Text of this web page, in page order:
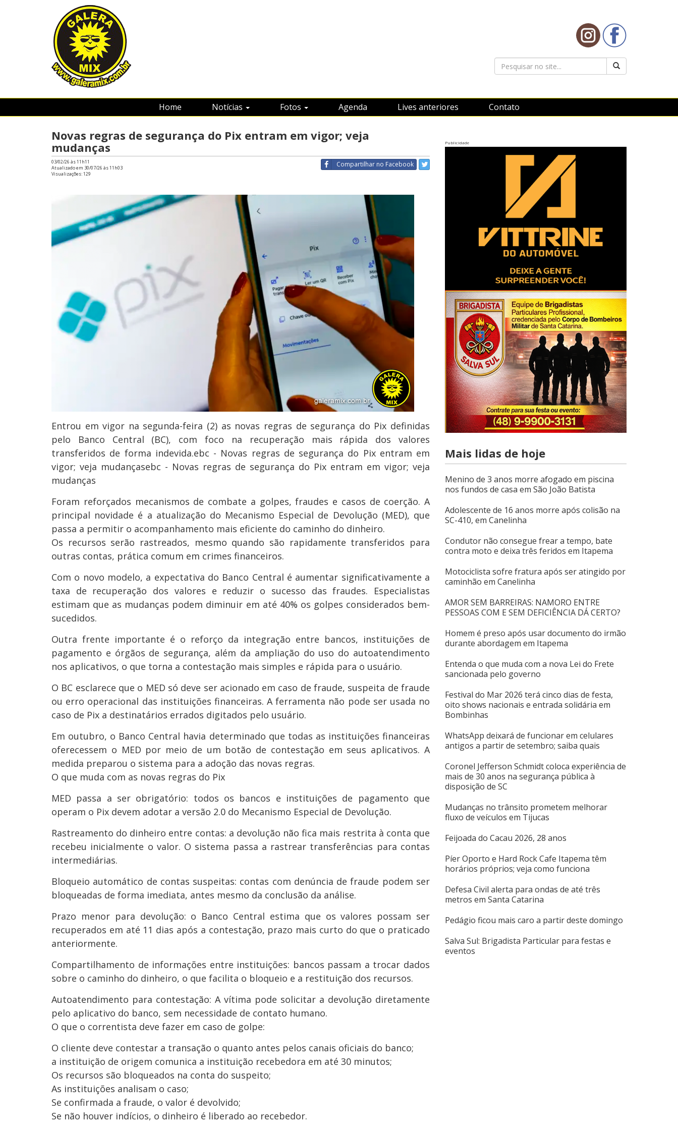
Home Notícias Fotos Agenda Lives anteriores Contato
Novas regras de segurança do Pix entram em vigor; veja
mudanças
Compartilhar no Facebook
03/02/26 às 11h11
Atualizado em 30/07/26 às 11h03
Visualizações:129
Entrou em vigor na segunda-feira (2) as novas regras de segurança do Pix definidas
pelo Banco Central (BC), com foco na recuperação mais rápida dos valores
transferidos de forma indevida.ebc - Novas regras de segurança do Pix entram em
vigor; veja mudançasebc - Novas regras de segurança do Pix entram em vigor; veja
mudanças
Foram reforçados mecanismos de combate a golpes, fraudes e casos de coerção. A
principal novidade é a atualização do Mecanismo Especial de Devolução (MED), que
passa a permitir o acompanhamento mais eficiente do caminho do dinheiro.
Os recursos serão rastreados, mesmo quando são rapidamente transferidos para
outras contas, prática comum em crimes financeiros.
Com o novo modelo, a expectativa do Banco Central é aumentar significativamente a
taxa de recuperação dos valores e reduzir o sucesso das fraudes. Especialistas
estimam que as mudanças podem diminuir em até 40% os golpes considerados bem-
sucedidos.
Outra frente importante é o reforço da integração entre bancos, instituições de
pagamento e órgãos de segurança, além da ampliação do uso do autoatendimento
nos aplicativos, o que torna a contestação mais simples e rápida para o usuário.
O BC esclarece que o MED só deve ser acionado em caso de fraude, suspeita de fraude
ou erro operacional das instituições financeiras. A ferramenta não pode ser usada no
caso de Pix a destinatários errados digitados pelo usuário.
Em outubro, o Banco Central havia determinado que todas as instituições financeiras
oferecessem o MED por meio de um botão de contestação em seus aplicativos. A
medida preparou o sistema para a adoção das novas regras.
O que muda com as novas regras do Pix
MED passa a ser obrigatório: todos os bancos e instituições de pagamento que
operam o Pix devem adotar a versão 2.0 do Mecanismo Especial de Devolução.
Rastreamento do dinheiro entre contas: a devolução não fica mais restrita à conta que
recebeu inicialmente o valor. O sistema passa a rastrear transferências para contas
intermediárias.
Bloqueio automático de contas suspeitas: contas com denúncia de fraude podem ser
bloqueadas de forma imediata, antes mesmo da conclusão da análise.
Prazo menor para devolução: o Banco Central estima que os valores possam ser
recuperados em até 11 dias após a contestação, prazo mais curto do que o praticado
anteriormente.
Compartilhamento de informações entre instituições: bancos passam a trocar dados
sobre o caminho do dinheiro, o que facilita o bloqueio e a restituição dos recursos.
Autoatendimento para contestação: A vítima pode solicitar a devolução diretamente
pelo aplicativo do banco, sem necessidade de contato humano.
O que o correntista deve fazer em caso de golpe:
O cliente deve contestar a transação o quanto antes pelos canais oficiais do banco;
a instituição de origem comunica a instituição recebedora em até 30 minutos;
Os recursos são bloqueados na conta do suspeito;
As instituições analisam o caso;
Se confirmada a fraude, o valor é devolvido;
Se não houver indícios, o dinheiro é liberado ao recebedor.
Publicidade
Mais lidas de hoje
Menino de 3 anos morre afogado em piscina
nos fundos de casa em São João Batista
Adolescente de 16 anos morre após colisão na
SC-410, em Canelinha
Condutor não consegue frear a tempo, bate
contra moto e deixa três feridos em Itapema
Motociclista sofre fratura após ser atingido por
caminhão em Canelinha
AMOR SEM BARREIRAS: NAMORO ENTRE
PESSOAS COM E SEM DEFICIÊNCIA DÁ CERTO?
Homem é preso após usar documento do irmão
durante abordagem em Itapema
Entenda o que muda com a nova Lei do Frete
sancionada pelo governo
Festival do Mar 2026 terá cinco dias de festa,
oito shows nacionais e entrada solidária em
Bombinhas
WhatsApp deixará de funcionar em celulares
antigos a partir de setembro; saiba quais
Coronel Jefferson Schmidt coloca experiência de
mais de 30 anos na segurança pública à
disposição de SC
Mudanças no trânsito prometem melhorar
fluxo de veículos em Tijucas
Feijoada do Cacau 2026, 28 anos
Píer Oporto e Hard Rock Cafe Itapema têm
horários próprios; veja como funciona
Defesa Civil alerta para ondas de até três
metros em Santa Catarina
Pedágio ficou mais caro a partir deste domingo
Salva Sul: Brigadista Particular para festas e
eventos